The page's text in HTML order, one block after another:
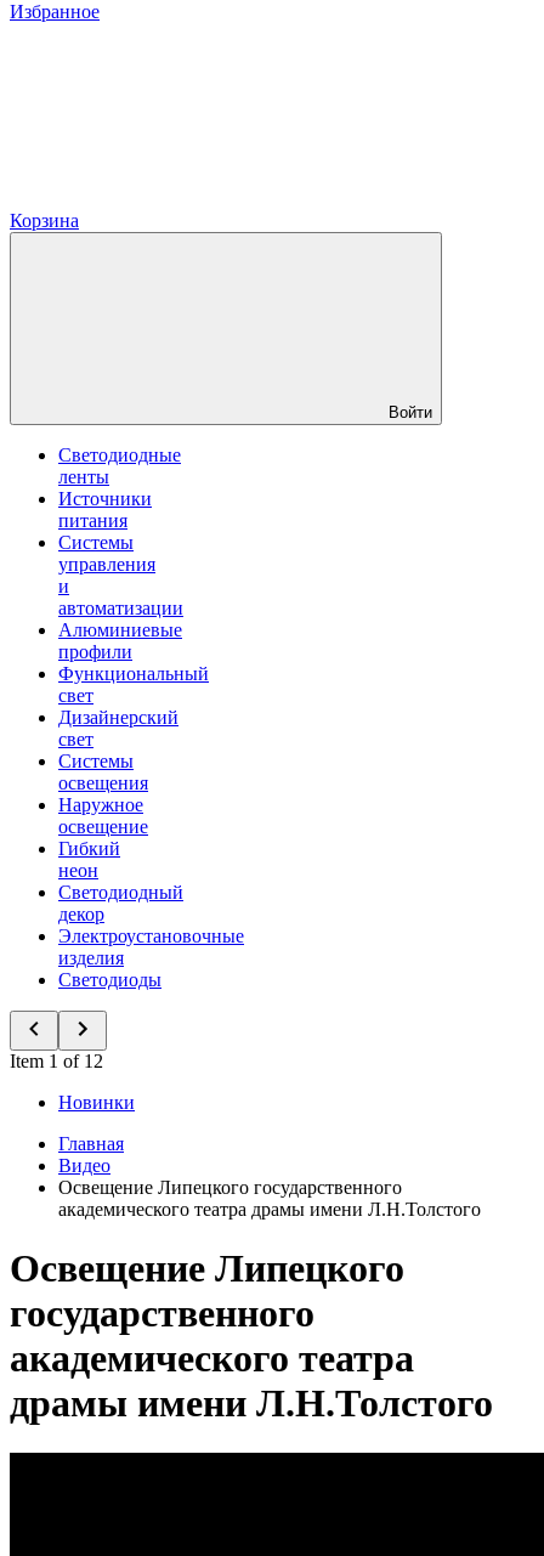
Избранное
Корзина
Войти
Светодиодные
ленты
Источники
питания
Системы
управления
и
автоматизации
Алюминиевые
профили
Функциональный
свет
Дизайнерский
свет
Системы
освещения
Наружное
освещение
Гибкий
неон
Светодиодный
декор
Электроустановочные
изделия
Светодиоды
Item 1 of 12
Новинки
Главная
Видео
Освещение Липецкого государственного
академического театра драмы имени Л.Н.Толстого
Освещение Липецкого
государственного
академического театра
драмы имени Л.Н.Толстого